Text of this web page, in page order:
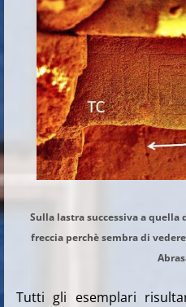
Sulla lastra successiva a quella
freccia perchè sembra di
Tutti gli esemplari